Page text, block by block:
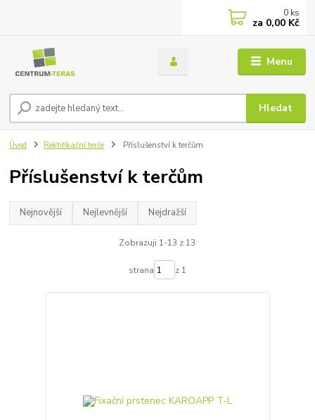
Menu
Hledat
0 ks
za 0,00 Kč
Úvod Rektifikační terče Příslušenství k terčům
Příslušenství k terčům
Nejnovější Nejlevnější Nejdražší
Zobrazuji 1-13 z 13
strana z 1